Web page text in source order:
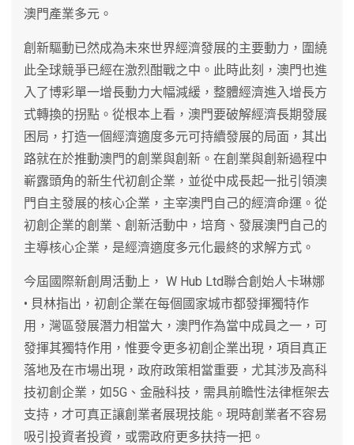
澳門產業多元。
創新驅動已然成為未來世界經濟發展的主要動力，圍繞
此全球競爭已經在激烈酣戰之中。此時此刻，澳門也進
入了博彩單一增長動力大幅減緩，整體經濟進入增長方
式轉換的拐點。從根本上看，澳門要破解經濟長期發展
困局，打造一個經濟適度多元可持續發展的局面，其出
路就在於推動澳門的創業與創新。在創業與創新過程中
嶄露頭角的新生代初創企業，並從中成長起一批引領澳
門自主發展的核心企業，主宰澳門自己的經濟命運。從
初創企業的創業、創新活動中，培育、發展澳門自己的
主導核心企業，是經濟適度多元化最終的求解方式。
今屆國際新創周活動上， W Hub Ltd聯合創始人卡琳娜
• 貝林指出，初創企業在每個國家城市都發揮獨特作
用，灣區發展潛力相當大，澳門作為當中成員之一，可
發揮其獨特作用，惟要令更多初創企業出現，項目真正
落地及在市場出現，政府政策相當重要，尤其涉及高科
技初創企業，如5G、金融科技，需具前瞻性法律框架去
支持，才可真正讓創業者展現技能。現時創業者不容易
吸引投資者投資，或需政府更多扶持一把。